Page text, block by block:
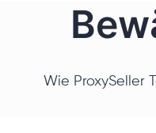
Wie ProxySeller